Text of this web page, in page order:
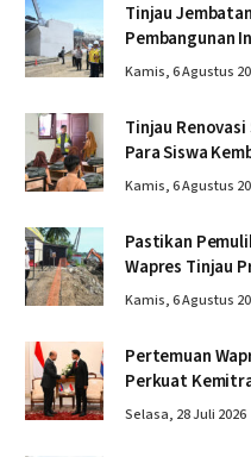
Tinjau
Pembangunan
dan Tepat
Kamis, 6 Agustus
Tinjau
Para Siswa
Pascabencana
Kamis, 6 Agustus
Pastikan
Wapres Tinjau
Krueng
Kamis, 6 Agustus
Pertemuan
Perkuat
Kamboja
Selasa, 28 Juli 2026